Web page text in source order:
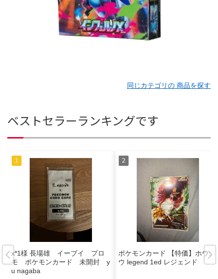
同じカテゴリの 商品を探す
ベストセラーランキングです
x*1様 長場雄 イーブイ プロ
モ ポケモンカード 未開封 y
u nagaba
ポケモンカード 【特価】ホウオ
ウ legend 1ed レジェンド